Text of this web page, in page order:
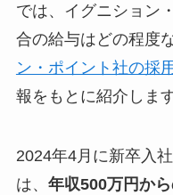
では、イグニション
合の給与はどの程度
ン・ポイント社の採
報をもとに紹介します
2024年4月に新卒入
は、 年収500万円か